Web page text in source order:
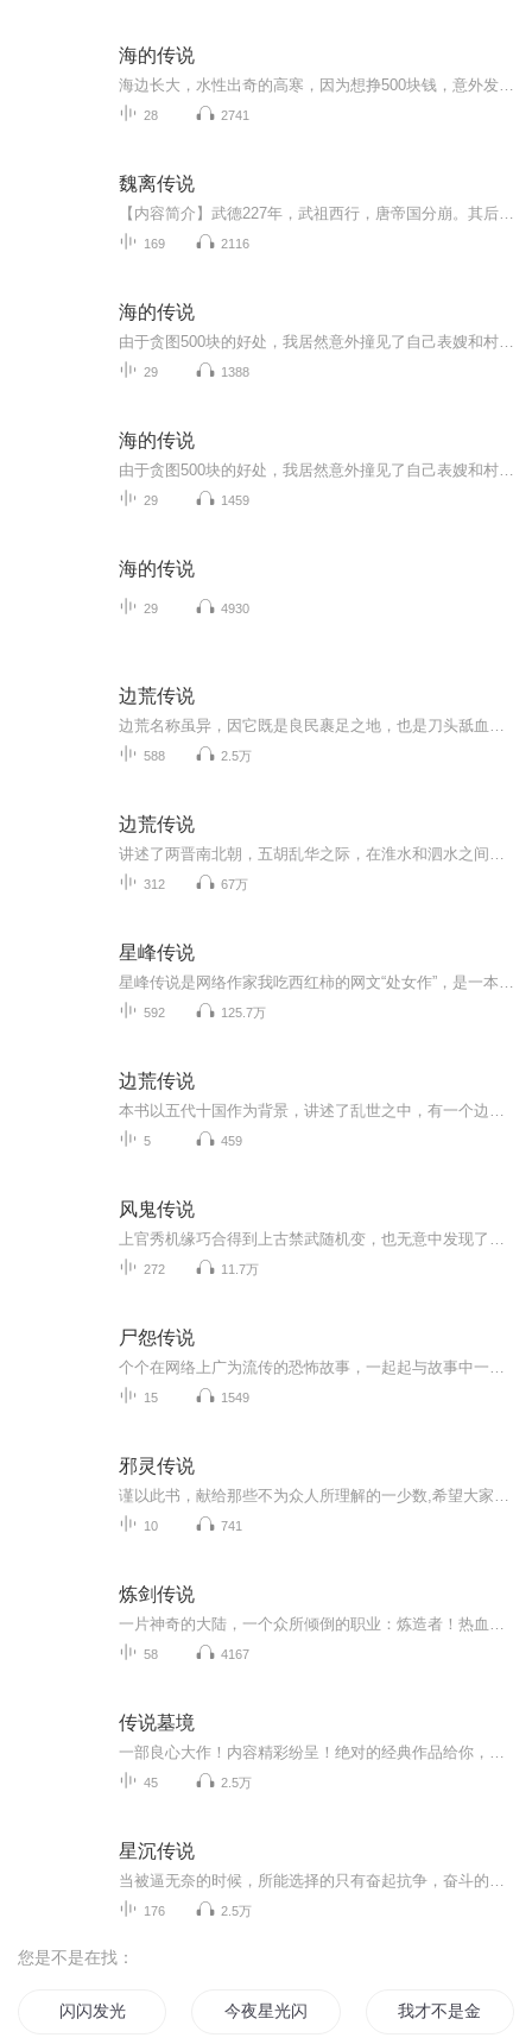
海的传说
28 2741
魏离传说
169 2116
海的传说
29 1388
海的传说
29 1459
海的传说
29 4930
边荒传说
588 2.5万
边荒传说
312 67万
星峰传说
592 125.7万
边荒传说
5 459
风鬼传说
272 11.7万
尸怨传说
15 1549
邪灵传说
10 741
炼剑传说
58 4167
传说墓境
45 2.5万
星沉传说
176 2.5万
您是不是在找：
闪闪发光 今夜星光闪闪 我才不是金闪闪